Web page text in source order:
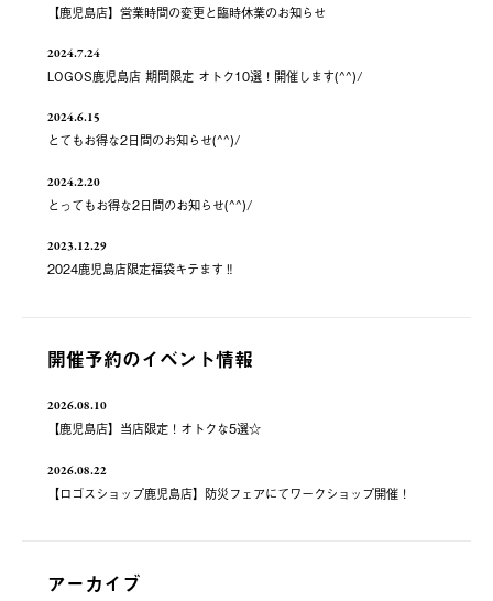
【鹿児島店】営業時間の変更と臨時休業のお知らせ
2024.7.24
LOGOS鹿児島店 期間限定 オトク10選！開催します(^^)/
2024.6.15
とてもお得な2日間のお知らせ(^^)/
2024.2.20
とってもお得な2日間のお知らせ(^^)/
2023.12.29
2024鹿児島店限定福袋キテます‼️
開催予約のイベント情報
2026.08.10
【鹿児島店】当店限定！オトクな5選☆
2026.08.22
【ロゴスショップ鹿児島店】防災フェアにてワークショップ開催！
アーカイブ